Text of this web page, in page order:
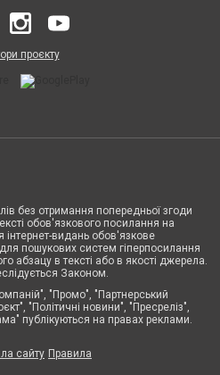
проєкту
без отримання попередньої згоди
обов'язкового посилання на
видань обов'язкове
пошукових систем гіперпосилання
абзацу в тексті або в якості джерела.
Законом.
"Промо", "Партнерський
"Політичні новини", "Пресреліз",
публікуються на правах реклами.
сайту Правила